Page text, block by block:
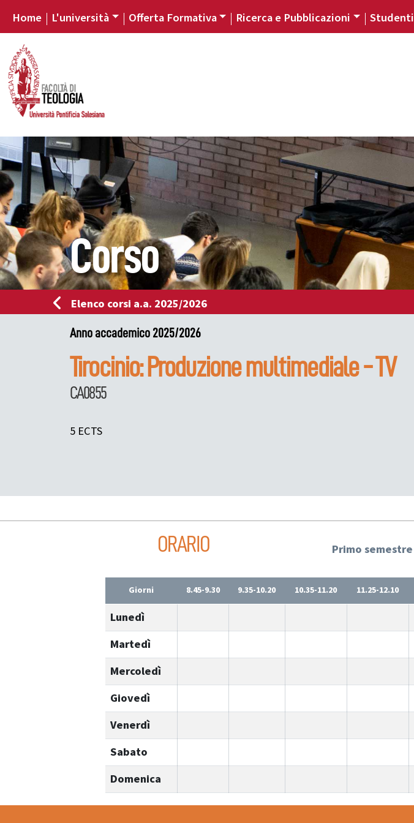
Home L'università Offerta Formativa Ricerca e Pubblicazioni Studenti
Corso
Elenco corsi a.a. 2025/2026
Anno accademico 2025/2026
Tirocinio: Produzione multimediale - TV
CA0855
5 ECTS
ORARIO Primo semestre
Giorni 8.45-9.30 9.35-10.20 10.35-11.20 11.25-12.10
Lunedì
Martedì
Mercoledì
Giovedì
Venerdì
Sabato
Domenica